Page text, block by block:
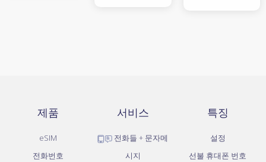
제품
eSIM
전화번호
서비스
전화들 + 문자메
시지
특징
설정
선불 휴대폰 번호